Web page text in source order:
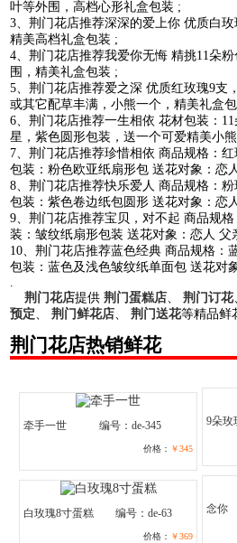
叶等外围，高档心形礼盒包装 ;
3、荆门花店推荐深深的爱上你 优质白玫
精美高档礼盒包装 ;
4、荆门花店推荐我爱你无悔 精挑11朵
围，精美礼盒包装 ;
5、荆门花店推荐爱之深 优质红玫瑰9支
或其它配草丰满，小熊一个，精美礼盒
6、荆门花店推荐一生相依 花材包装：
星，紫色圆形包装，送一个可爱精美小
7、荆门花店推荐珍惜相依 商品规格：
包装：粉色欧亚纸扇形包 送花对象：恋
8、荆门花店推荐快乐爱人 商品规格：
包装：紫色卷边纸包圆形 送花对象：恋
9、荆门花店推荐宝贝，对不起 商品规
装：皱纹纸扇形包装 送花对象：恋人 父
10、荆门花店推荐蓝色经典 商品规格：
包装：蓝色及浅色皱纹纸单面包 送花对
.
荆门花店提供荆门蛋糕店、荆门订花
预定、荆门鲜花店、荆门送花等精品鲜
荆门花店热销鲜花
牵手一世 编号：de-345
价格： ￥345
9朵玫
白玫瑰8寸蛋糕 编号：de-63
价格： ￥369
念你